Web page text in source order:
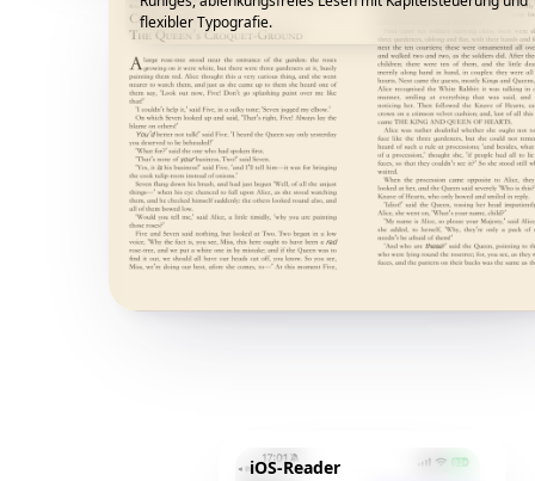
flexibler Typografie.
iOS-Reader